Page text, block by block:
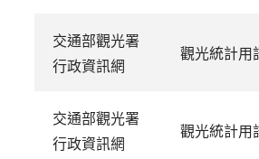
交通部觀光署
行政資訊網
觀光統計用
交通部觀光署
行政資訊網
觀光統計用